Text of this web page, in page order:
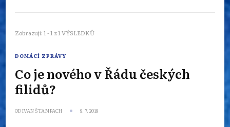
Zobrazuji: 1 - 1 z 1 VÝSLEDKŮ
DOMÁCÍ ZPRÁVY
Co je nového v Řádu českých
filidů?
ODIVAN ŠTAMPACH 9. 7. 2019